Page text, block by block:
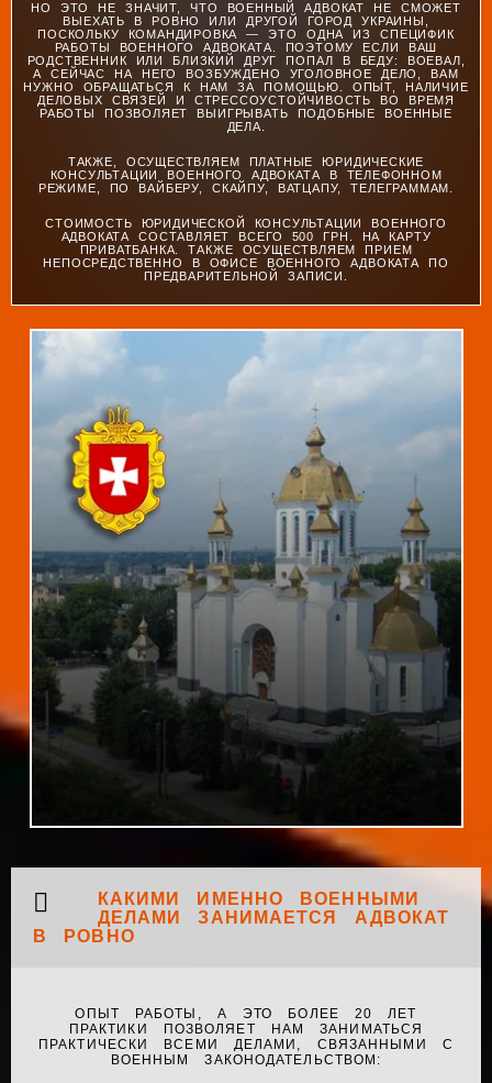
НО ЭТО НЕ ЗНАЧИТ, ЧТО ВОЕННЫЙ АДВОКАТ НЕ СМОЖЕТ
ВЫЕХАТЬ В РОВНО ИЛИ ДРУГОЙ ГОРОД УКРАИНЫ,
ПОСКОЛЬКУ КОМАНДИРОВКА — ЭТО ОДНА ИЗ СПЕЦИФИК
РАБОТЫ ВОЕННОГО АДВОКАТА. ПОЭТОМУ ЕСЛИ ВАШ
РОДСТВЕННИК ИЛИ БЛИЗКИЙ ДРУГ ПОПАЛ В БЕДУ: ВОЕВАЛ,
А СЕЙЧАС НА НЕГО ВОЗБУЖДЕНО УГОЛОВНОЕ ДЕЛО, ВАМ
НУЖНО ОБРАЩАТЬСЯ К НАМ ЗА ПОМОЩЬЮ. ОПЫТ, НАЛИЧИЕ
ДЕЛОВЫХ СВЯЗЕЙ И СТРЕССОУСТОЙЧИВОСТЬ ВО ВРЕМЯ
РАБОТЫ ПОЗВОЛЯЕТ ВЫИГРЫВАТЬ ПОДОБНЫЕ ВОЕННЫЕ
ДЕЛА.
ТАКЖЕ, ОСУЩЕСТВЛЯЕМ ПЛАТНЫЕ ЮРИДИЧЕСКИЕ
КОНСУЛЬТАЦИИ ВОЕННОГО АДВОКАТА В ТЕЛЕФОННОМ
РЕЖИМЕ, ПО ВАЙБЕРУ, СКАЙПУ, ВАТЦАПУ, ТЕЛЕГРАММАМ.
СТОИМОСТЬ ЮРИДИЧЕСКОЙ КОНСУЛЬТАЦИИ ВОЕННОГО
АДВОКАТА СОСТАВЛЯЕТ ВСЕГО 500 ГРН. НА КАРТУ
ПРИВАТБАНКА. ТАКЖЕ ОСУЩЕСТВЛЯЕМ ПРИЕМ
НЕПОСРЕДСТВЕННО В ОФИСЕ ВОЕННОГО АДВОКАТА ПО
ПРЕДВАРИТЕЛЬНОЙ ЗАПИСИ.
КАКИМИ ИМЕННО ВОЕННЫМИ
ДЕЛАМИ ЗАНИМАЕТСЯ АДВОКАТ
В РОВНО
ОПЫТ РАБОТЫ, А ЭТО БОЛЕЕ 20 ЛЕТ
ПРАКТИКИ ПОЗВОЛЯЕТ НАМ ЗАНИМАТЬСЯ
ПРАКТИЧЕСКИ ВСЕМИ ДЕЛАМИ, СВЯЗАННЫМИ С
ВОЕННЫМ ЗАКОНОДАТЕЛЬСТВОМ: